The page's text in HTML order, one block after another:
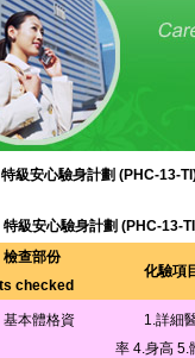
特級安心驗身計劃 (PHC-13-
特級安心驗身計劃 (PHC-13-
檢查部份
checked
化驗項
基本體格資
1.詳細
率 4.身高 5.